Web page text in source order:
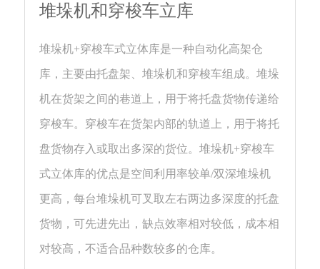
堆垛机和穿梭车立库
堆垛机+穿梭车式立体库是一种自动化高架仓
库，主要由托盘架、堆垛机和穿梭车组成。堆垛
机在货架之间的巷道上，用于将托盘货物传递给
穿梭车。穿梭车在货架内部的轨道上，用于将托
盘货物存入或取出多深的货位。堆垛机+穿梭车
式立体库的优点是空间利用率较单/双深堆垛机
更高，每台堆垛机可叉取左右两边多深度的托盘
货物，可先进先出，缺点效率相对较低，成本相
对较高，不适合品种数较多的仓库。